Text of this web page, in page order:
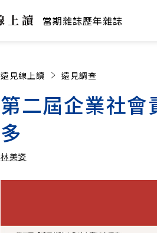
當期雜誌歷年雜誌
遠見線上讀 遠見調查
第二屆企業社會
多
林美姿